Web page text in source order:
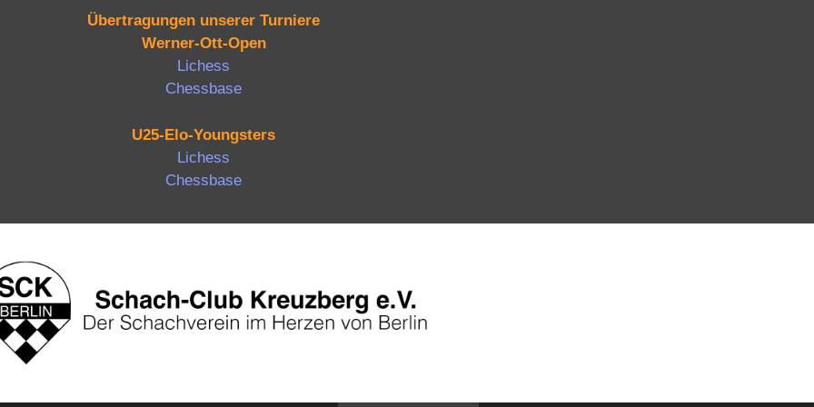
Übertragungen unserer Turniere
Werner-Ott-Open
Lichess
Chessbase
U25-Elo-Youngsters
Lichess
Chessbase